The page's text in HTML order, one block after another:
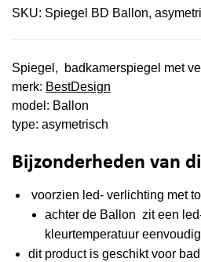
SKU: Spiegel BD Ballon,
Spiegel, badkamerspiegel met
merk: BestDesign
model: Ballon
type: asymetrisch
Bijzonderheden van
voorzien led- verlichting met
achter de Ballon zit een
kleurtemperatuur
dit product is geschikt voor